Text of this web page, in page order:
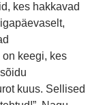
kes hakkavad
keegi, kes
kuus. Sellised